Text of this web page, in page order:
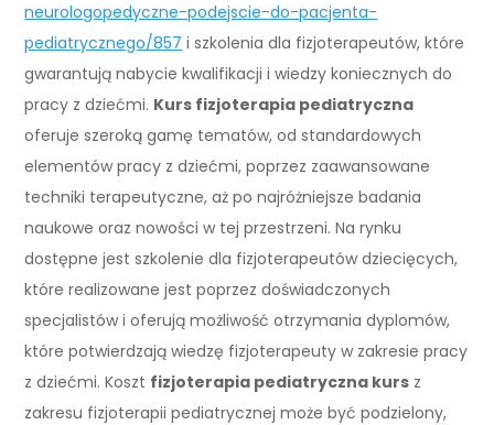
neurologopedyczne-podejscie-do-pacjenta-
pediatrycznego/857 i szkolenia dla fizjoterapeutów, które
gwarantują nabycie kwalifikacji i wiedzy koniecznych do
pracy z dziećmi. Kurs fizjoterapia pediatryczna
oferuje szeroką gamę tematów, od standardowych
elementów pracy z dziećmi, poprzez zaawansowane
techniki terapeutyczne, aż po najróżniejsze badania
naukowe oraz nowości w tej przestrzeni. Na rynku
dostępne jest szkolenie dla fizjoterapeutów dziecięcych,
które realizowane jest poprzez doświadczonych
specjalistów i oferują możliwość otrzymania dyplomów,
które potwierdzają wiedzę fizjoterapeuty w zakresie pracy
z dziećmi. Koszt fizjoterapia pediatryczna kurs z
zakresu fizjoterapii pediatrycznej może być podzielony,